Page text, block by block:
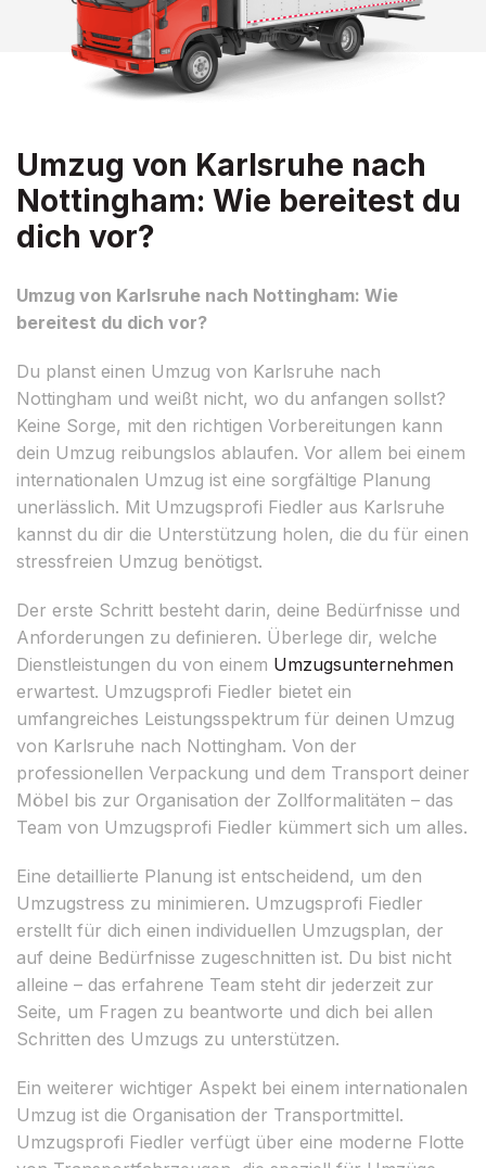
Umzug von Karlsruhe nach
Nottingham: Wie bereitest du
dich vor?
Umzug von Karlsruhe nach Nottingham: Wie
bereitest du dich vor?
Du planst einen Umzug von Karlsruhe nach
Nottingham und weißt nicht, wo du anfangen sollst?
Keine Sorge, mit den richtigen Vorbereitungen kann
dein Umzug reibungslos ablaufen. Vor allem bei einem
internationalen Umzug ist eine sorgfältige Planung
unerlässlich. Mit Umzugsprofi Fiedler aus Karlsruhe
kannst du dir die Unterstützung holen, die du für einen
stressfreien Umzug benötigst.
Der erste Schritt besteht darin, deine Bedürfnisse und
Anforderungen zu definieren. Überlege dir, welche
Dienstleistungen du von einem Umzugsunternehmen
erwartest. Umzugsprofi Fiedler bietet ein
umfangreiches Leistungsspektrum für deinen Umzug
von Karlsruhe nach Nottingham. Von der
professionellen Verpackung und dem Transport deiner
Möbel bis zur Organisation der Zollformalitäten – das
Team von Umzugsprofi Fiedler kümmert sich um alles.
Eine detaillierte Planung ist entscheidend, um den
Umzugstress zu minimieren. Umzugsprofi Fiedler
erstellt für dich einen individuellen Umzugsplan, der
auf deine Bedürfnisse zugeschnitten ist. Du bist nicht
alleine – das erfahrene Team steht dir jederzeit zur
Seite, um Fragen zu beantworte und dich bei allen
Schritten des Umzugs zu unterstützen.
Ein weiterer wichtiger Aspekt bei einem internationalen
Umzug ist die Organisation der Transportmittel.
Umzugsprofi Fiedler verfügt über eine moderne Flotte